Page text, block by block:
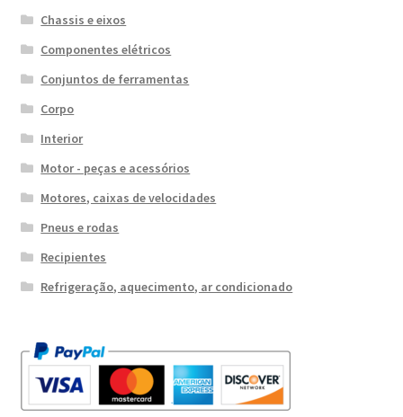
Chassis e eixos
Componentes elétricos
Conjuntos de ferramentas
Corpo
Interior
Motor - peças e acessórios
Motores, caixas de velocidades
Pneus e rodas
Recipientes
Refrigeração, aquecimento, ar condicionado